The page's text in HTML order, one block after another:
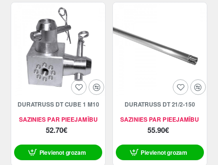
SAZINIES PAR PIEEJAMĪBU
DURATRUSS DT CUBE 1 M10
52.70€
Pievienot grozam
SAZINIES PAR PIEEJAMĪBU
DURATRUSS DT 21/2-150
55.90€
Pievienot grozam